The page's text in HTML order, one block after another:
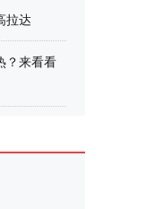
拉达
？来看看